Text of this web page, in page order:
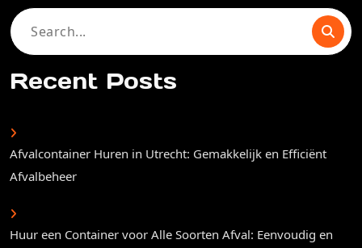
Search
Recent Posts
Afvalcontainer Huren in Utrecht: Gemakkelijk en Efficiënt
Afvalbeheer
Huur een Container voor Alle Soorten Afval: Eenvoudig en